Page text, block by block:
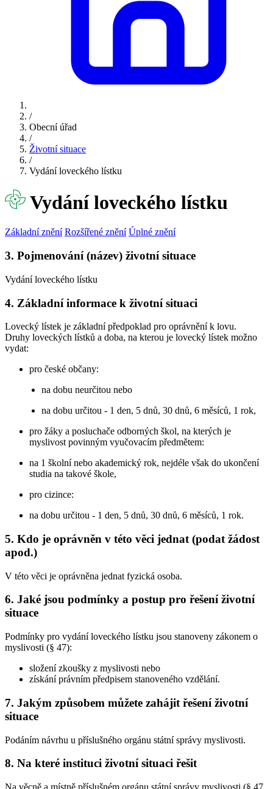
/
Obecní úřad
/
Životní situace
/
Vydání loveckého lístku
Vydání loveckého lístku
Základní znění Rozšířené znění Úplné znění
3. Pojmenování (název) životní situace
Vydání loveckého lístku
4. Základní informace k životní situaci
Lovecký lístek je základní předpoklad pro oprávnění k lovu.
Druhy loveckých lístků a doba, na kterou je lovecký lístek možno
vydat:
pro české občany:
na dobu neurčitou nebo
na dobu určitou - 1 den, 5 dnů, 30 dnů, 6 měsíců, 1 rok,
pro žáky a posluchače odborných škol, na kterých je
myslivost povinným vyučovacím předmětem:
na 1 školní nebo akademický rok, nejdéle však do ukončení
studia na takové škole,
pro cizince:
na dobu určitou - 1 den, 5 dnů, 30 dnů, 6 měsíců, 1 rok.
5. Kdo je oprávněn v této věci jednat (podat žádost
apod.)
V této věci je oprávněna jednat fyzická osoba.
6. Jaké jsou podmínky a postup pro řešení životní
situace
Podmínky pro vydání loveckého lístku jsou stanoveny zákonem o
myslivosti (§ 47):
složení zkoušky z myslivosti nebo
získání právním předpisem stanoveného vzdělání.
7. Jakým způsobem můžete zahájit řešení životní
situace
Podáním návrhu u příslušného orgánu státní správy myslivosti.
8. Na které instituci životní situaci řešit
Na věcně a místně příslušném orgánu státní správy myslivosti (§ 47